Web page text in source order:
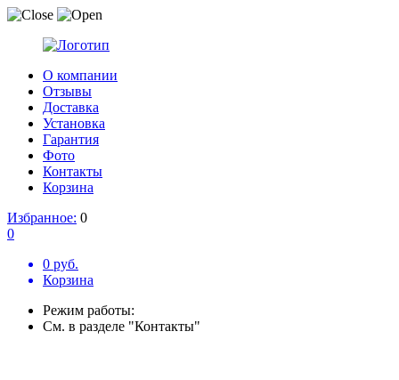
О компании
Отзывы
Доставка
Установка
Гарантия
Фото
Контакты
Корзина
Избранное: 0
0
0 руб.
Корзина
Режим работы:
См. в разделе "Контакты"